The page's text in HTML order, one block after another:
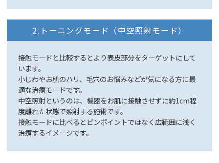
2.トーニングモード（中空照射モード）
接触モードと比較するとより表皮部分をターゲットにして
います。
小じわやお肌のハリ、毛穴のお悩みなどが気になる方に最
適な治療モードです。
中空照射というのは、機器をお肌に接触させずに約1cm程
度離れた状態で照射する施術です。
接触モードに比べるとピンポイントではなく広範囲に浅く
治療するイメージです。